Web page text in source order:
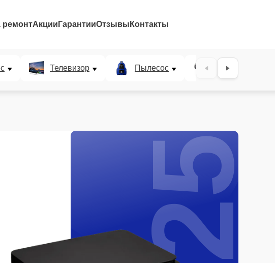
ремонтАкции ГарантииОтзывы Контакты
Телевизор Пылесос Проектор
25%